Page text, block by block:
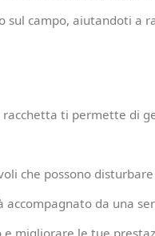
campo, aiutandoti a
ti permette di
che possono
da una